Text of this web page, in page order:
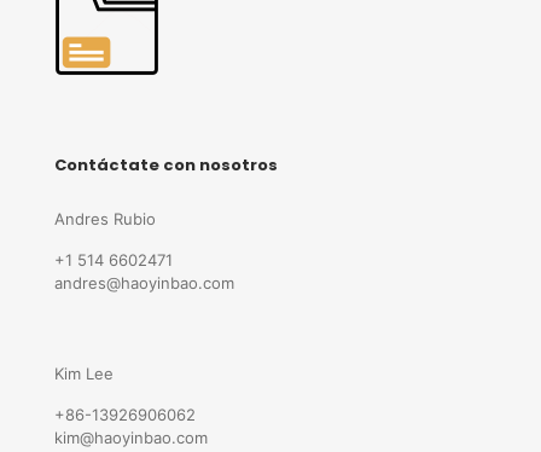
Contáctate con nosotros
Andres Rubio
+1 514 6602471
andres@haoyinbao.com
Kim Lee
+86-13926906062
kim@haoyinbao.com